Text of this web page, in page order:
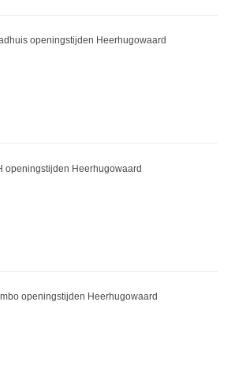
openingstijden Heerhugowaard
openingstijden Heerhugowaard
openingstijden Heerhugowaard